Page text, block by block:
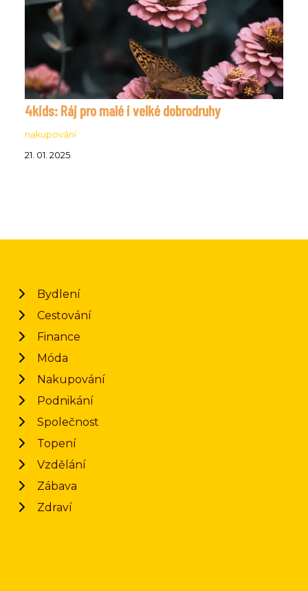
4kids: Ráj pro malé i velké dobrodruhy
nakupování
21. 01. 2025
Bydlení
Cestování
Finance
Móda
Nakupování
Podnikání
Společnost
Topení
Vzdělání
Zábava
Zdraví